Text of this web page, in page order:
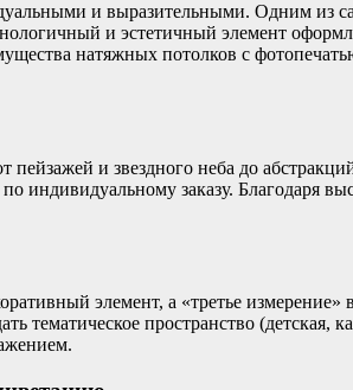
и выразительными. Одним из
и эстетичный элемент
натяжных потолков с
пейзажей и звездного неба до
индивидуальному заказу. Благодаря
элемент, а «третье
тематическое пространство